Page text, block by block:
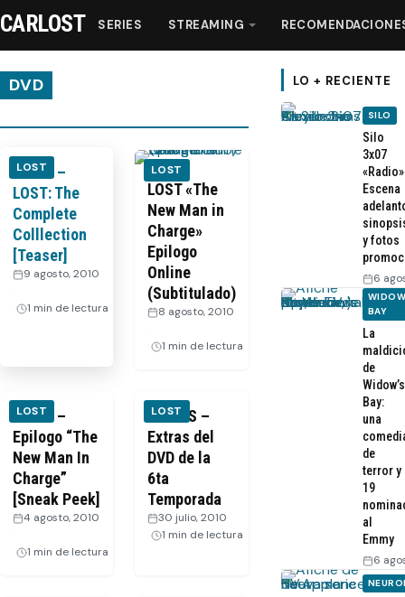
Streaming
Recomendaciones
CARLOST SERIES STREAMING
DVD
LOST
VIDEO –
LOST: The
Complete
Colllection
[Teaser]
9 agosto, 2010
1 min de lectura
LOST
LOST «The
New Man in
Charge»
Epilogo
Online
(Subtitulado)
8 agosto, 2010
1 min de lectura
LOST
VIDEO –
Epilogo “The
New Man In
Charge”
[Sneak Peek]
4 agosto, 2010
1 min de lectura
LOST
VIDEOS –
Extras del
DVD de la
6ta
Temporada
30 julio, 2010
1 min de lectura
LO + RECIENTE
SILO
Silo
3x07
Escena
y fotos
6
BAY
La
de
Widow’s
Bay:
una
de
terror y
19
al
Emmy
6